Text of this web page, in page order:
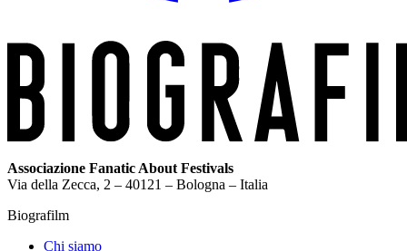
Associazione Fanatic About Festivals
Via della Zecca, 2 – 40121 – Bologna – Italia
Biografilm
Chi siamo